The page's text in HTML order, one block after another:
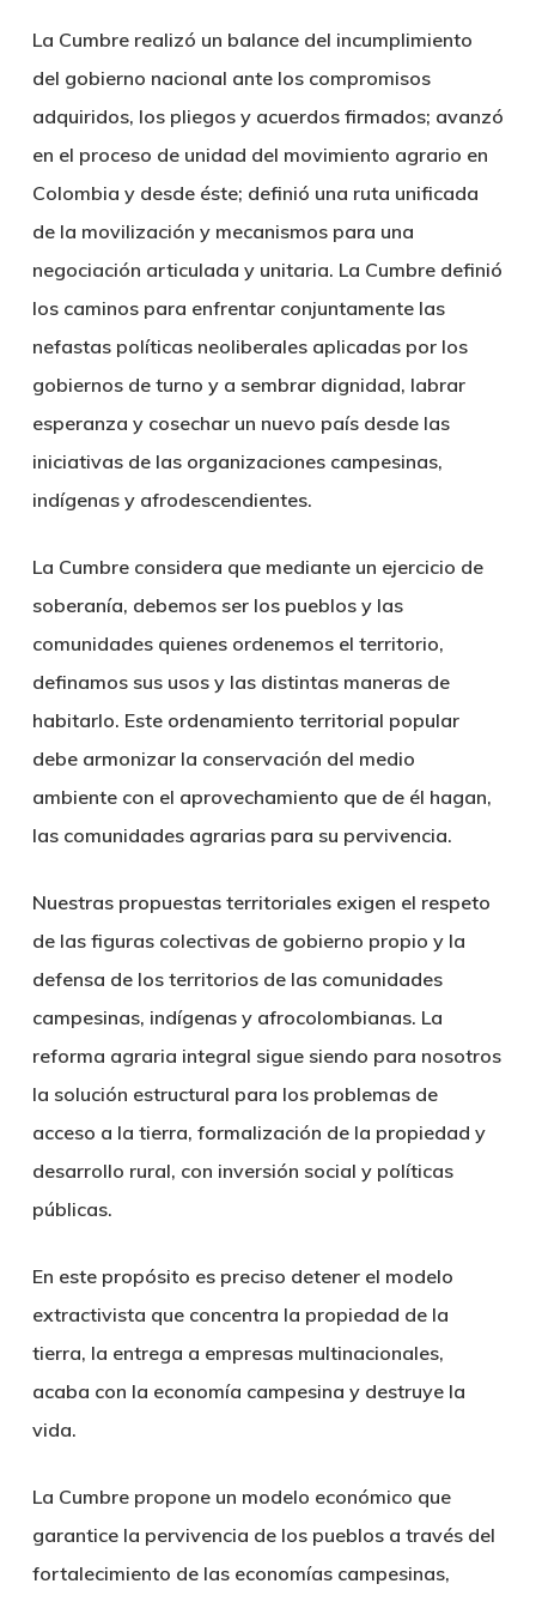
La Cumbre realizó un balance del incumplimiento
del gobierno nacional ante los compromisos
adquiridos, los pliegos y acuerdos firmados; avanzó
en el proceso de unidad del movimiento agrario en
Colombia y desde éste; definió una ruta unificada
de la movilización y mecanismos para una
negociación articulada y unitaria. La Cumbre definió
los caminos para enfrentar conjuntamente las
nefastas políticas neoliberales aplicadas por los
gobiernos de turno y a sembrar dignidad, labrar
esperanza y cosechar un nuevo país desde las
iniciativas de las organizaciones campesinas,
indígenas y afrodescendientes.
La Cumbre considera que mediante un ejercicio de
soberanía, debemos ser los pueblos y las
comunidades quienes ordenemos el territorio,
definamos sus usos y las distintas maneras de
habitarlo. Este ordenamiento territorial popular
debe armonizar la conservación del medio
ambiente con el aprovechamiento que de él hagan,
las comunidades agrarias para su pervivencia.
Nuestras propuestas territoriales exigen el respeto
de las figuras colectivas de gobierno propio y la
defensa de los territorios de las comunidades
campesinas, indígenas y afrocolombianas. La
reforma agraria integral sigue siendo para nosotros
la solución estructural para los problemas de
acceso a la tierra, formalización de la propiedad y
desarrollo rural, con inversión social y políticas
públicas.
En este propósito es preciso detener el modelo
extractivista que concentra la propiedad de la
tierra, la entrega a empresas multinacionales,
acaba con la economía campesina y destruye la
vida.
La Cumbre propone un modelo económico que
garantice la pervivencia de los pueblos a través del
fortalecimiento de las economías campesinas,